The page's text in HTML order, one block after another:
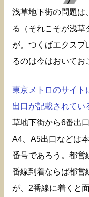
浅草地下街の問題は
る（それこそが浅
が。つくばエクスプ
るのは今はおいてお
東京メトロのサイト
出口が記載されてい
草地下街から6番出
A4、A5出口などは
番号であろう。都営
番線到着ならば都営
が、2番線に着くと